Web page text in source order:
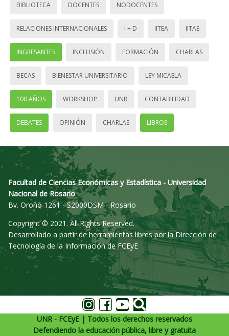
BIBLIOTECA DOCENTES NODOCENTES
RELACIONES INTERNACIONALES I + D IITEA IITAE
INGRESANTES INCLUSIÓN FORMACIÓN CHARLAS
BECAS BIENESTAR UNIVERSITARIO LEY MICAELA
100 AÑOS WORKSHOP UNR CONTABILIDAD
DEBATES OPINIÓN CHARLAS LIBROS
Facultad de Ciencias Económicas y Estadística - Universidad
Nacional de Rosario
Bv. Oroño 1261 - S2000DSM - Rosario
Copyright © 2021. All Rights Reserved.
Desarrollado a partir de herramientas libres por la Dirección de
Tecnología de la Información de FCEyE
UNR - FCEyE | Todos los derechos reservados
Defendiendo la educación pública, libre y gratuita